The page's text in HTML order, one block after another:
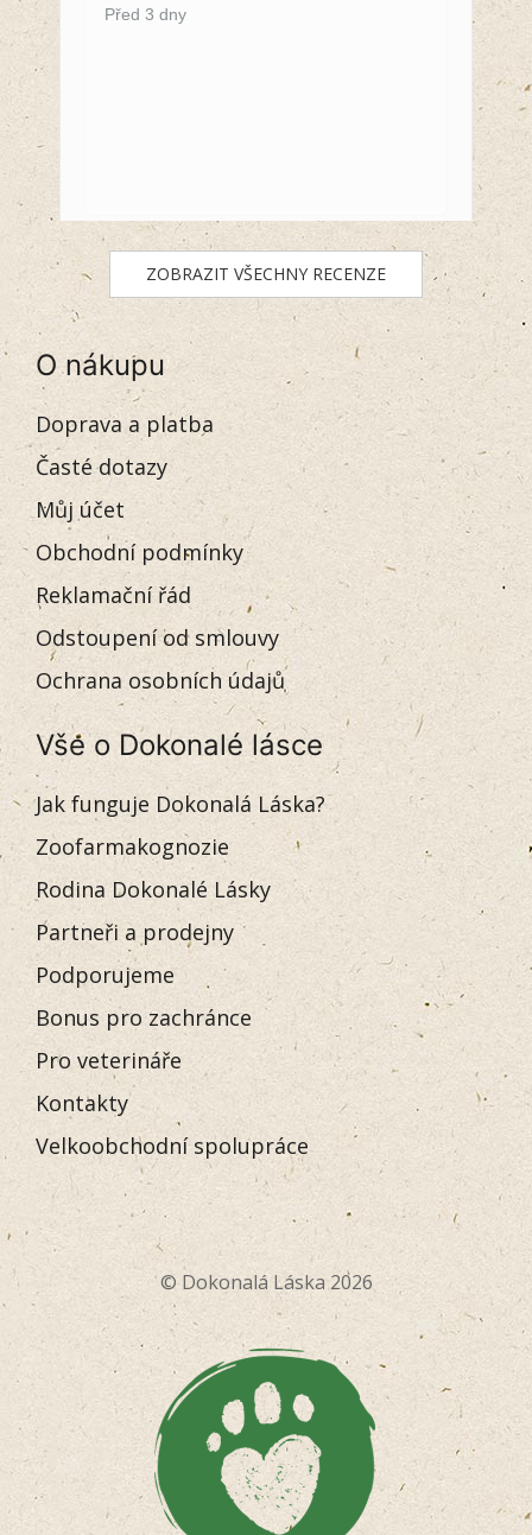
Před 3 dny
ZOBRAZIT VŠECHNY RECENZE
O nákupu
Doprava a platba
Časté dotazy
Můj účet
Obchodní podmínky
Reklamační řád
Odstoupení od smlouvy
Ochrana osobních údajů
Vše o Dokonalé lásce
Jak funguje Dokonalá Láska?
Zoofarmakognozie
Rodina Dokonalé Lásky
Partneři a prodejny
Podporujeme
Bonus pro zachránce
Pro veterináře
Kontakty
Velkoobchodní spolupráce
© Dokonalá Láska 2026